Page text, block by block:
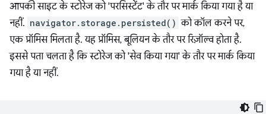
आपकी साइट के स्टोरेज को 'परसिस्टेंट' के तौर पर मार्क किया गया है या
नहीं. navigator.storage.persisted() को कॉल करने पर,
एक प्रॉमिस मिलता है. यह प्रॉमिस, बूलियन के तौर पर रिज़ॉल्व होता है.
इससे पता चलता है कि स्टोरेज को 'सेव किया गया' के तौर पर मार्क किया
गया है या नहीं.